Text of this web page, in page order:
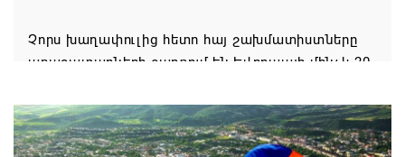
Չորս խաղափուլից հետո հայ շախմատիստները
առաջատարների շարքում են Եվրոպայի մինչև 20
10.08.2026 10:53